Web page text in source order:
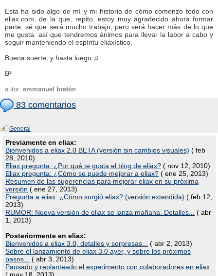
Esta ha sido algo de mí y mi historia de cómo comenzó todo con
eliax.com, de la que, repito, estoy muy agradecido ahora formar
parte, sé que será mucho trabajo, pero será hacer más de lo que
me gusta. así que tendremos ánimos para llevar la labor a cabo y
seguir manteniendo el espíritu eliaxístico.
Buena suerte, y hasta luego ♫.
B²
autor: emmanuel bretón
83 comentarios
General
Previamente en eliax:
Bienvenidos a eliax 2.0 BETA (versión sin cambios visuales) ( feb
28, 2010)
Eliax pregunta: ¿Por qué te gusta el blog de eliax? ( nov 12, 2010)
Eliax pregunta: ¿Cómo se puede mejorar a eliax? ( ene 25, 2013)
Resumen de las sugerencias para mejorar eliax en su próxima
versión ( ene 27, 2013)
Pregunta a eliax: ¿Cómo surgió eliax? (versión extendida) ( feb 12,
2013)
RUMOR: Nueva versión de eliax se lanza mañana. Detalles...
( abr
1, 2013)
Posteriormente en eliax:
Bienvenidos a eliax 3.0, detalles y sorpresas...
( abr 2, 2013)
Sobre el lanzamiento de eliax 3.0 ayer, y sobre los próximos
pasos...
( abr 3, 2013)
Pausado y replanteado el experimento con colaboradores en eliax